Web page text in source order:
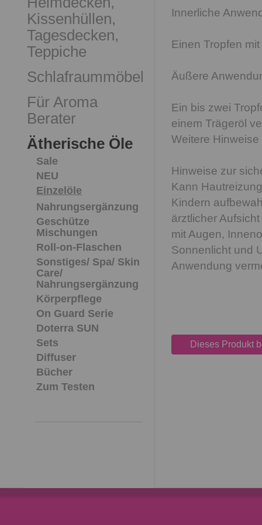
Kissenhüllen,
Tagesdecken,
Teppiche
Schlafraummöbel
Für Aroma
Berater
Ätherische Öle
Sale
NEU
Einzelöle
Nahrungsergänzung
Geschütze
Mischungen
Roll-on-Flaschen
Sonstiges/ Spa/ Skin
Care/
Nahrungsergänzung
Körperpflege
On Guard Serie
Doterra SUN
Sets
Diffuser
Bücher
Zum Testen
Innerliche
Einen Tropfen
Äußere
Ein bis zwei
einem Trägeröl
Weitere
Hinweise zur
Kann
Kindern
ärztlicher
mit Augen,
Sonnenlicht und
Anwendung
Dieses Produkt